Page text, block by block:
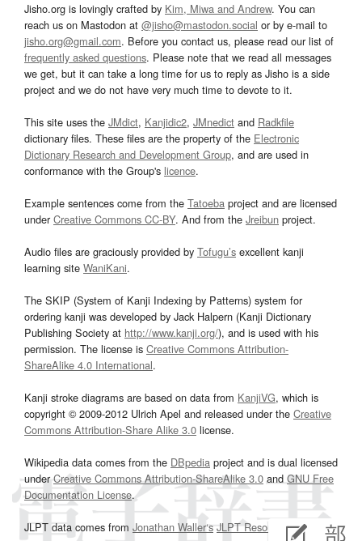
Jisho.org is lovingly crafted by Kim, Miwa and Andrew. You can
reach us on Mastodon at @jisho@mastodon.social or by e-mail to
jisho.org@gmail.com. Before you contact us, please read our list of
frequently asked questions. Please note that we read all messages
we get, but it can take a long time for us to reply as Jisho is a side
project and we do not have very much time to devote to it.
This site uses the JMdict, Kanjidic2, JMnedict and Radkfile
dictionary files. These files are the property of the Electronic
Dictionary Research and Development Group, and are used in
conformance with the Group's licence.
Example sentences come from the Tatoeba project and are licensed
underCreative Commons CC-BY. And from the Jreibun project.
Audio files are graciously provided by Tofugu’s excellent kanji
learning site WaniKani.
The SKIP (System of Kanji Indexing by Patterns) system for
ordering kanji was developed by Jack Halpern (Kanji Dictionary
Publishing Society at http://www.kanji.org/), and is used with his
permission. The license is Creative Commons Attribution-
ShareAlike 4.0 International.
Kanji stroke diagrams are based on data from KanjiVG, which is
copyright © 2009-2012 Ulrich Apel and released under the Creative
Commons Attribution-Share Alike 3.0 license.
Wikipedia data comes from the DBpedia project and is dual licensed
underCreative Commons Attribution-ShareAlike 3.0and GNU Free
Documentation License.
JLPT data comes from Jonathan Waller‘s JLPT Resourcespage.